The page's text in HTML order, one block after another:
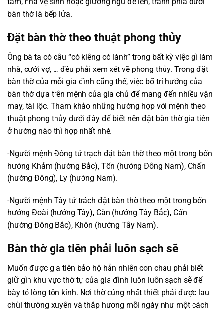
tắm, nhà vệ sinh hoặc giường ngủ đè lên, tránh phía dưới
bàn thờ là bếp lửa.
Đặt bàn thờ theo thuật phong thủy
Ông bà ta có câu “có kiêng có lành” trong bất kỳ việc gì làm
nhà, cưới vợ, … đều phải xem xét về phong thủy. Trong đặt
bàn thờ của mỗi gia đình cũng thế, việc bố trí hướng của
bàn thờ dựa trên mệnh của gia chủ để mang đến nhiều vận
may, tài lộc. Tham khảo những hướng hợp với mệnh theo
thuật phong thủy dưới đây để biết nên đặt bàn thờ gia tiên
ở hướng nào thì hợp nhất nhé.
-Người mệnh Đông tứ trạch đặt bàn thờ theo một trong bốn
hướng Khảm (hướng Bắc), Tốn (hướng Đông Nam), Chấn
(hướng Đông), Ly (hướng Nam).
-Người mệnh Tây tứ trách đặt bàn thờ theo một trong bốn
hướng Đoài (hướng Tây), Càn (hướng Tây Bắc), Cấn
(hướng Đông Bắc), Khôn (hướng Tây Nam).
Bàn thờ gia tiên phải luôn sạch sẽ
Muốn được gia tiên bảo hộ hẳn nhiên con cháu phải biết
giữ gìn khu vực thờ tự của gia đình luôn luôn sạch sẽ để
bày tỏ lòng tôn kính. Nơi thờ cúng nhất thiết phải được lau
chùi thường xuyên và thắp hương mỗi ngày như một cách